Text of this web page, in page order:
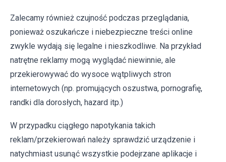
Zalecamy również czujność podczas przeglądania,
ponieważ oszukańcze i niebezpieczne treści online
zwykle wydają się legalne i nieszkodliwe. Na przykład
natrętne reklamy mogą wyglądać niewinnie, ale
przekierowywać do wysoce wątpliwych stron
internetowych (np. promujących oszustwa, pornografię,
randki dla dorosłych, hazard itp.)
W przypadku ciągłego napotykania takich
reklam/przekierowań należy sprawdzić urządzenie i
natychmiast usunąć wszystkie podejrzane aplikacje i